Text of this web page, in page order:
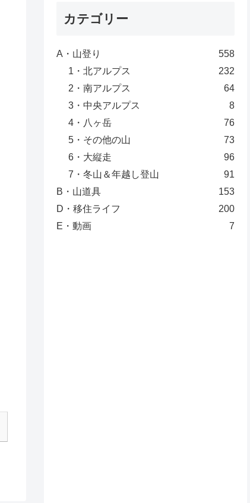
カテゴリー
A・山登り
558
1・北アルプス
232
2・南アルプス
64
3・中央アルプス
8
4・八ヶ岳
76
5・その他の山
73
6・大縦走
96
7・冬山＆年越し登山
91
B・山道具
153
D・移住ライフ
200
E・動画
7